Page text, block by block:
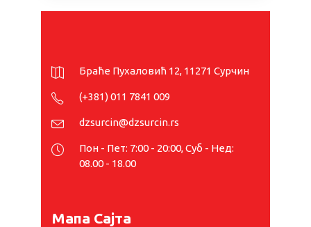
Браће Пухаловић 12, 11271 Сурчин
(+381) 011 7841 009
dzsurcin@dzsurcin.rs
Пон - Пет: 7:00 - 20:00, Суб - Нед:
08.00 - 18.00
Мапа Сајта